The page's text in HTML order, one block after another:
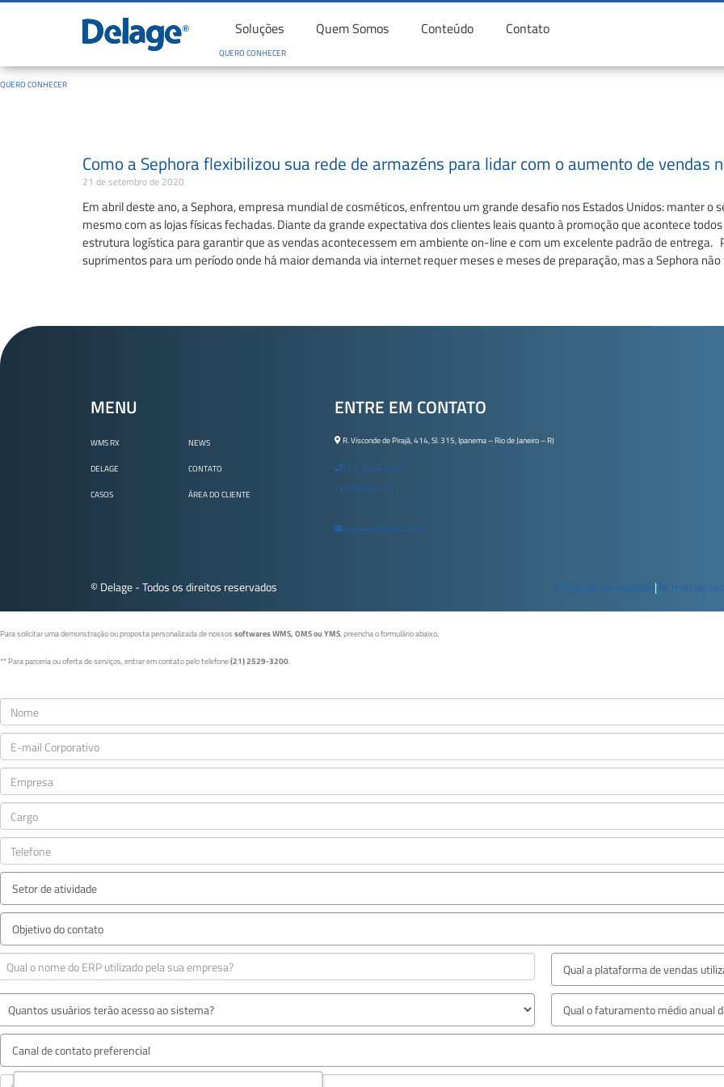
Soluções Quem Somos Conteúdo Contato
QUERO CONHECER
QUERO CONHECER
Como a Sephora flexibilizou sua rede de armazéns para lidar com o aumento de vendas
21 de setembro de 2020
Em abril deste ano, a Sephora, empresa mundial de cosméticos, enfrentou um grande desafio nos Estados Unidos: manter o
mesmo com as lojas físicas fechadas. Diante da grande expectativa dos clientes leais quanto à promoção que acontece
estrutura logística para garantir que as vendas acontecessem em ambiente on-line e com um excelente padrão de entrega.
suprimentos para um período onde há maior demanda via internet requer meses e meses de preparação, mas a Sephora
MENU
WMS RX
DELAGE
CASOS
NEWS
CONTATO
ÁREA DO CLIENTE
ENTRE EM CONTATO
R. Visconde de Pirajá, 414, Sl. 315, Ipanema – Rio de Janeiro – RJ
(21) 2529-3200
(21) 99582-4971
negocios@delage.com.br
© Delage - Todos os direitos reservados Política de privacidade|Termos de
Para solicitar uma demonstração ou proposta personalizada de nossossoftwares WMS, OMS ou YMS, preencha o formulário abaixo.
** Para parceria ou oferta de serviços, entrar em contato pelo telefone(21) 2529-3200.